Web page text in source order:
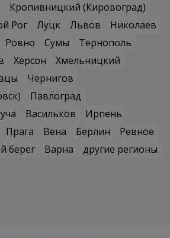
Кропивницкий (Кировоград)
Рог Луцк Львов
Николаев
Ровно Сумы
Тернополь
Херсон
Хмельницкий
Чернигов
Павлоград
Васильков
Ирпень
Прага Вена Берлин
Ревное
берег Варна
другие регионы